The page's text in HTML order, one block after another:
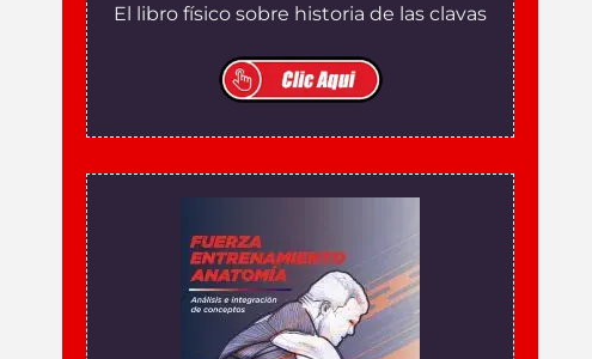
El libro físico sobre historia de las clavas